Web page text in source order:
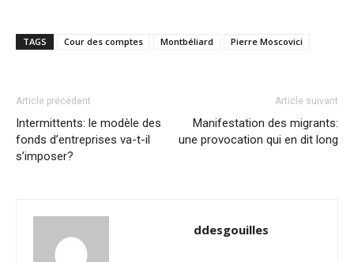
TAGS Cour des comptes Montbéliard Pierre Moscovici
Article précédent
Intermittents: le modèle des
fonds d’entreprises va-t-il
s’imposer?
Article suivant
Manifestation des migrants:
une provocation qui en dit long
ddesgouilles